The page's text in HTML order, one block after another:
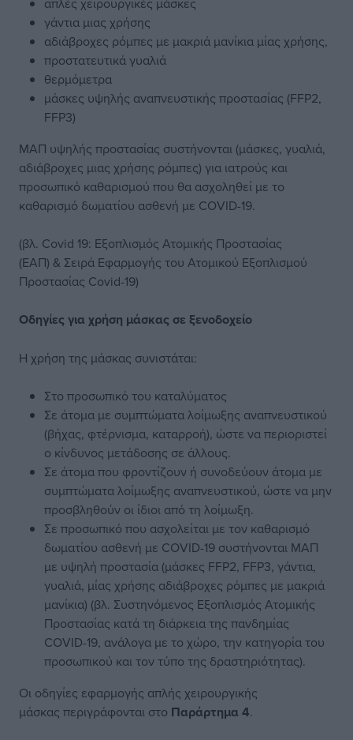
γάντια μιας χρήσης
αδιάβροχες ρόμπες με μακριά μανίκια μίας χρήσης,
προστατευτικά γυαλιά
θερμόμετρα
μάσκες υψηλής αναπνευστικής προστασίας (FFP2,
FFP3)
ΜΑΠ υψηλής προστασίας συστήνονται (μάσκες, γυαλιά,
αδιάβροχες μιας χρήσης ρόμπες) για ιατρούς και
προσωπικό καθαρισμού που θα ασχοληθεί με το
καθαρισμό δωματίου ασθενή με COVID-19.
(βλ. Covid 19: Εξοπλισμός Ατομικής Προστασίας
(ΕΑΠ) & Σειρά Εφαρμογής του Ατομικού Εξοπλισμού
Προστασίας Covid-19)
Οδηγίες για χρήση μάσκας σε ξενοδοχείο
Η χρήση της μάσκας συνιστάται:
Στο προσωπικό του καταλύματος
Σε άτομα με συμπτώματα λοίμωξης αναπνευστικού
(βήχας, φτέρνισμα, καταρροή), ώστε να περιοριστεί
ο κίνδυνος μετάδοσης σε άλλους.
Σε άτομα που φροντίζουν ή συνοδεύουν άτομα με
συμπτώματα λοίμωξης αναπνευστικού, ώστε να μην
προσβληθούν οι ίδιοι από τη λοίμωξη.
Σε προσωπικό που ασχολείται με τον καθαρισμό
δωματίου ασθενή με COVID-19 συστήνονται ΜΑΠ
με υψηλή προστασία (μάσκες FFP2, FFP3, γάντια,
γυαλιά, μίας χρήσης αδιάβροχες ρόμπες με μακριά
μανίκια) (βλ. Συστηνόμενος Εξοπλισμός Ατομικής
Προστασίας κατά τη διάρκεια της πανδημίας
COVID-19, ανάλογα με το χώρο, την κατηγορία του
προσωπικού και τον τύπο της δραστηριότητας).
Οι οδηγίες εφαρμογής απλής χειρουργικής
μάσκας περιγράφονται στο Παράρτημα 4.